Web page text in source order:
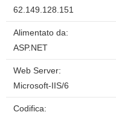
62.149.128.151
Alimentato da:
ASP.NET
Web Server:
Microsoft-IIS/6
Codifica: